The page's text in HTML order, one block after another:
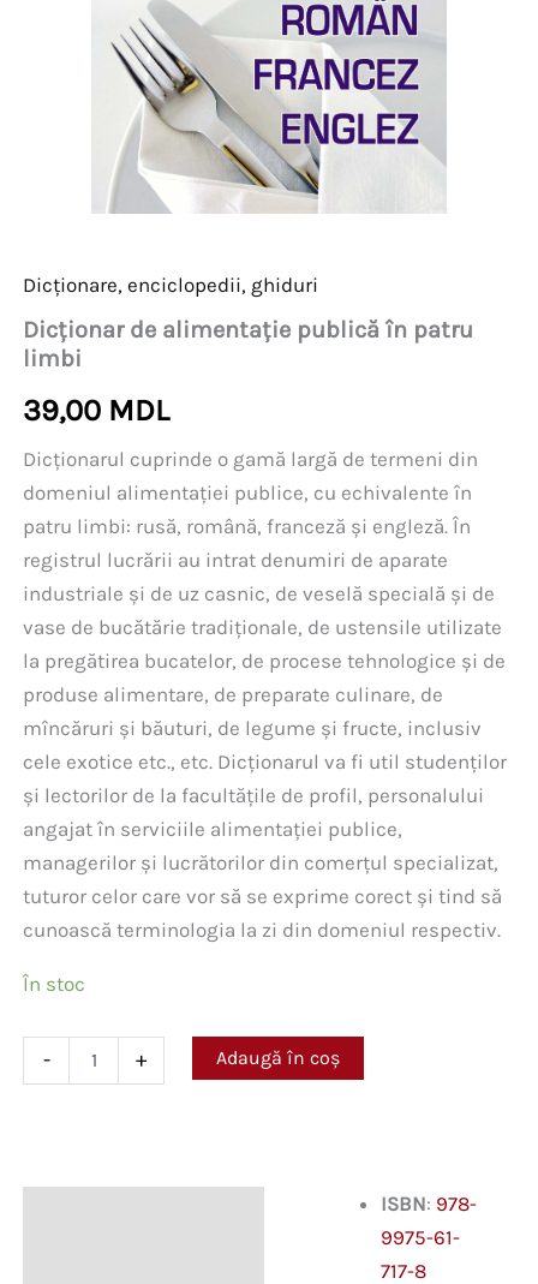
Dicționare, enciclopedii, ghiduri
Dicționar de alimentație publică în patru
limbi
39,00 MDL
Dicționarul cuprinde o gamă largă de termeni din
domeniul alimentației publice, cu echivalente în
patru limbi: rusă, română, franceză și engleză. În
registrul lucrării au intrat denumiri de aparate
industriale și de uz casnic, de veselă specială și de
vase de bucătărie tradiționale, de ustensile utilizate
la pregătirea bucatelor, de procese tehnologice și de
produse alimentare, de preparate culinare, de
mîncăruri și băuturi, de legume și fructe, inclusiv
cele exotice etc., etc. Dicționarul va fi util studenților
și lectorilor de la facultățile de profil, personalului
angajat în serviciile alimentației publice,
managerilor și lucrătorilor din comerțul specializat,
tuturor celor care vor să se exprime corect și tind să
cunoască terminologia la zi din domeniul respectiv.
În stoc
-
patru
+ Adaugă în coș
ISBN: 978-
9975-61-
717-8